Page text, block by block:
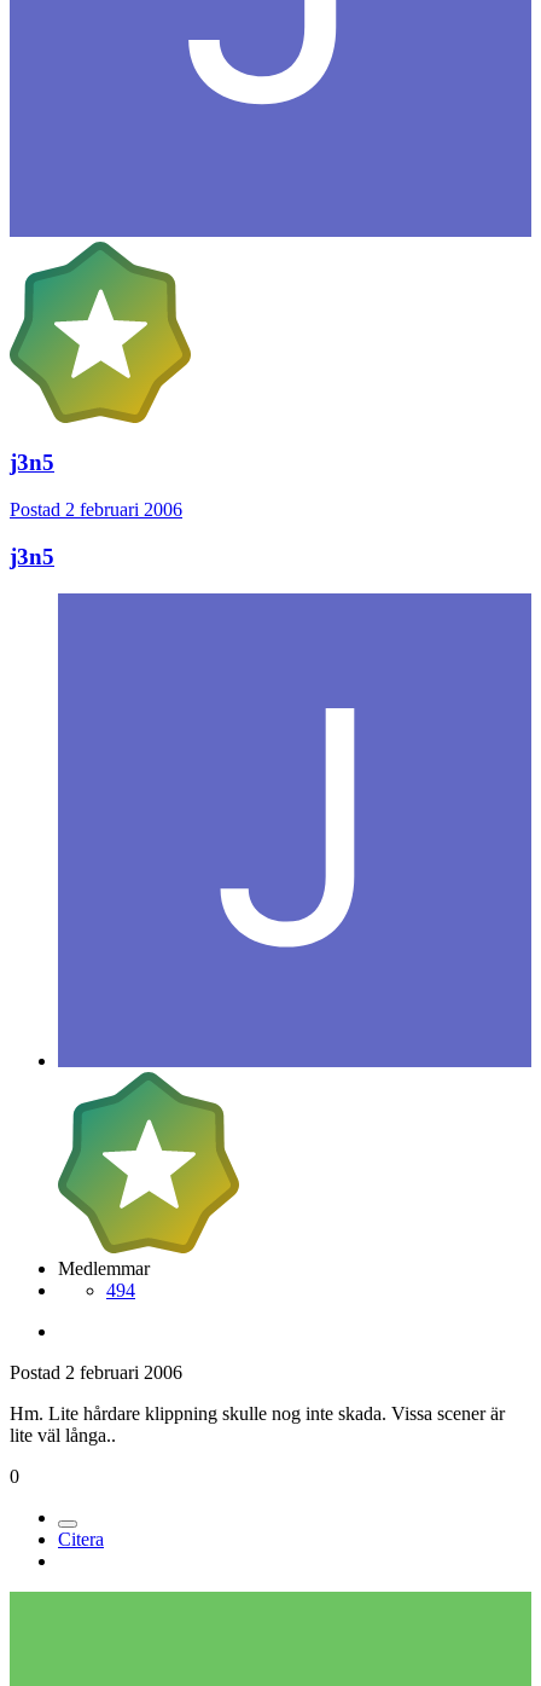
j3n5
Postad 2 februari 2006
j3n5
Medlemmar
494
Postad 2 februari 2006
Hm. Lite hårdare klippning skulle nog inte skada. Vissa scener är
lite väl långa..
0
Citera